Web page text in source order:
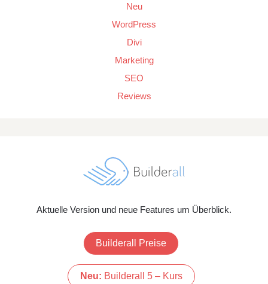
Neu
WordPress
Divi
Marketing
SEO
Reviews
Aktuelle Version und neue Features um Überblick.
Builderall Preise
Neu: Builderall 5 – Kurs